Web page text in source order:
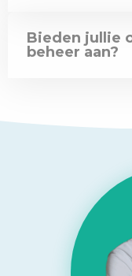
Bieden jullie
beheer aan?